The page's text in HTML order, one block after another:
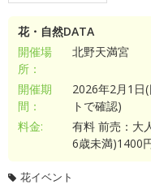
花・自然DATA
開催場
所：
北野天満宮
開催期
間：
2026年2月1日
トで確認)
料金:
有料 前売：大
6歳未満)1400
花イベント